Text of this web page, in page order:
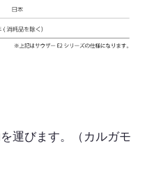
運びます。（カルガモ